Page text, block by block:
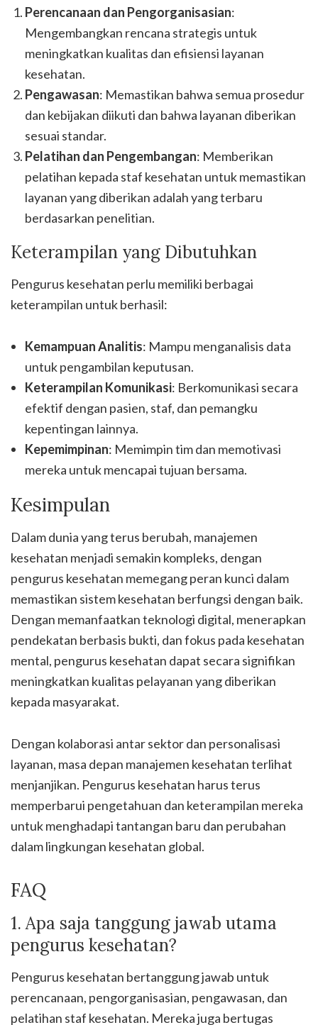
Perencanaan dan Pengorganisasian:
Mengembangkan rencana strategis untuk
meningkatkan kualitas dan efisiensi layanan
kesehatan.
Pengawasan: Memastikan bahwa semua prosedur
dan kebijakan diikuti dan bahwa layanan diberikan
sesuai standar.
Pelatihan dan Pengembangan: Memberikan
pelatihan kepada staf kesehatan untuk memastikan
layanan yang diberikan adalah yang terbaru
berdasarkan penelitian.
Keterampilan yang Dibutuhkan
Pengurus kesehatan perlu memiliki berbagai
keterampilan untuk berhasil:
Kemampuan Analitis: Mampu menganalisis data
untuk pengambilan keputusan.
Keterampilan Komunikasi: Berkomunikasi secara
efektif dengan pasien, staf, dan pemangku
kepentingan lainnya.
Kepemimpinan: Memimpin tim dan memotivasi
mereka untuk mencapai tujuan bersama.
Kesimpulan
Dalam dunia yang terus berubah, manajemen
kesehatan menjadi semakin kompleks, dengan
pengurus kesehatan memegang peran kunci dalam
memastikan sistem kesehatan berfungsi dengan baik.
Dengan memanfaatkan teknologi digital, menerapkan
pendekatan berbasis bukti, dan fokus pada kesehatan
mental, pengurus kesehatan dapat secara signifikan
meningkatkan kualitas pelayanan yang diberikan
kepada masyarakat.
Dengan kolaborasi antar sektor dan personalisasi
layanan, masa depan manajemen kesehatan terlihat
menjanjikan. Pengurus kesehatan harus terus
memperbarui pengetahuan dan keterampilan mereka
untuk menghadapi tantangan baru dan perubahan
dalam lingkungan kesehatan global.
FAQ
1. Apa saja tanggung jawab utama
pengurus kesehatan?
Pengurus kesehatan bertanggung jawab untuk
perencanaan, pengorganisasian, pengawasan, dan
pelatihan staf kesehatan. Mereka juga bertugas